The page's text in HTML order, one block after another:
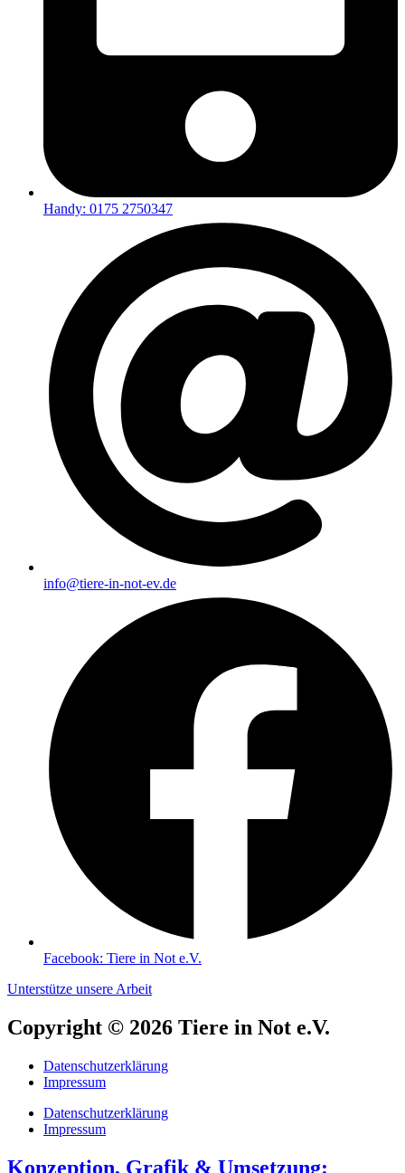
Handy: 0175 2750347
info@tiere-in-not-ev.de
Facebook: Tiere in Not e.V.
Unterstütze unsere Arbeit
Copyright © 2026 Tiere in Not e.V.
Datenschutzerklärung
Impressum
Datenschutzerklärung
Impressum
Konzeption, Grafik & Umsetzung: